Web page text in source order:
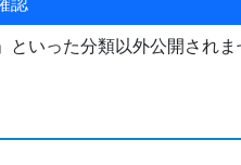
いった分類以外公開され